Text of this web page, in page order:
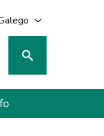
tab
in a new tab